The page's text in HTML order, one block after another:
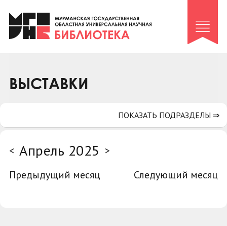
Клуб «Гиря и сельдерей»
Клуб «Семейный архив»
Коллегам
ВЫСТАВКИ
< Апрель 2025 >
Предыдущий месяц
Следующий месяц
ПОКАЗАТЬ ПОДРАЗДЕЛЫ ⇒